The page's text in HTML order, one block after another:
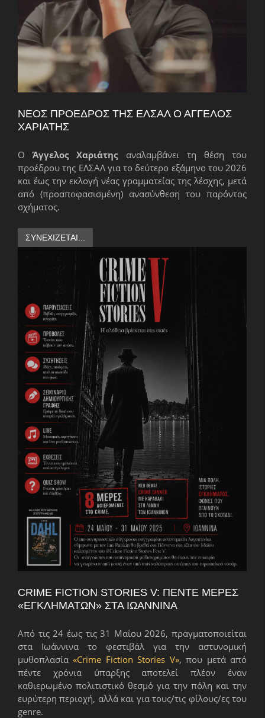
ΝΈΟΣ ΠΡΌΕΔΡΟΣ ΤΗΣ ΕΛΣΑΛ Ο ΆΓΓΕΛΟΣ
ΧΑΡΙΆΤΗΣ
ΟΆγγελος Χαριάτηςαναλαμβάνει τη θέση του
προέδρου της ΕΛΣΑΛ για το δεύτερο εξάμηνο του 2026
και έως την εκλογή νέας γραμματείας της λέσχης, μετά
από (προαποφασισμένη) ανασύνθεση του παρόντος
σχήματος.
ΣΥΝΕΧΊΖΕΤΑΙ...
CRIME FICTION STORIES V: ΠΈΝΤΕ ΜΈΡΕΣ
«ΕΓΚΛΗΜΆΤΩΝ» ΣΤΑ ΙΩΆΝΝΙΝΑ
Από τις 24 έως τις 31 Μαΐου 2026, πραγματοποιείται
στα Ιωάννινα το φεστιβάλ για την αστυνομική
μυθοπλασία«Crime Fiction Stories V», που μετά από
πέντε χρόνια ύπαρξης αποτελεί πλέον έναν
καθιερωμένο πολιτιστικό θεσμό για την πόλη και την
ευρύτερη περιοχή, αλλά και για τους/τις φίλους/ες του
genre.